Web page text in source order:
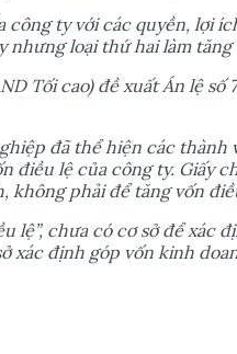
công ty với các quyền, lợi
nhưng loại thứhai làm tăng
Tối cao) đềxuất Án lệsố
ệp đã thểhiện các thành
n điều lệcủa công ty. Giấy
không phải đểtăng vốn điề
u lệ”, chưa có cơsởđểxác đị
ởxác định góp vốn kinh